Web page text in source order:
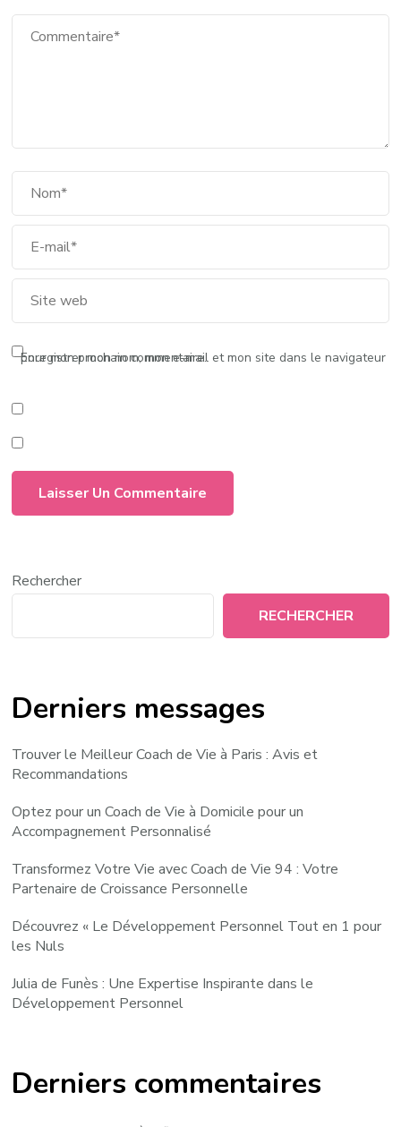
Enregistrer mon nom, mon e-mail et mon site dans le navigateur pour mon prochain commentaire.
Rechercher
RECHERCHER
Derniers messages
Trouver le Meilleur Coach de Vie à Paris : Avis et
Recommandations
Optez pour un Coach de Vie à Domicile pour un
Accompagnement Personnalisé
Transformez Votre Vie avec Coach de Vie 94 : Votre
Partenaire de Croissance Personnelle
Découvrez « Le Développement Personnel Tout en 1 pour
les Nuls
Julia de Funès : Une Expertise Inspirante dans le
Développement Personnel
Derniers commentaires